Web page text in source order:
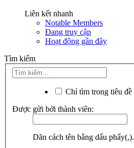
Liên kết nhanh
Notable Members
Đang truy cập
Hoạt động gần đây
Tìm kiếm
Chỉ tìm trong tiêu đề
Được gửi bởi thành viên:
Dãn cách tên bằng dấu phẩy(,).